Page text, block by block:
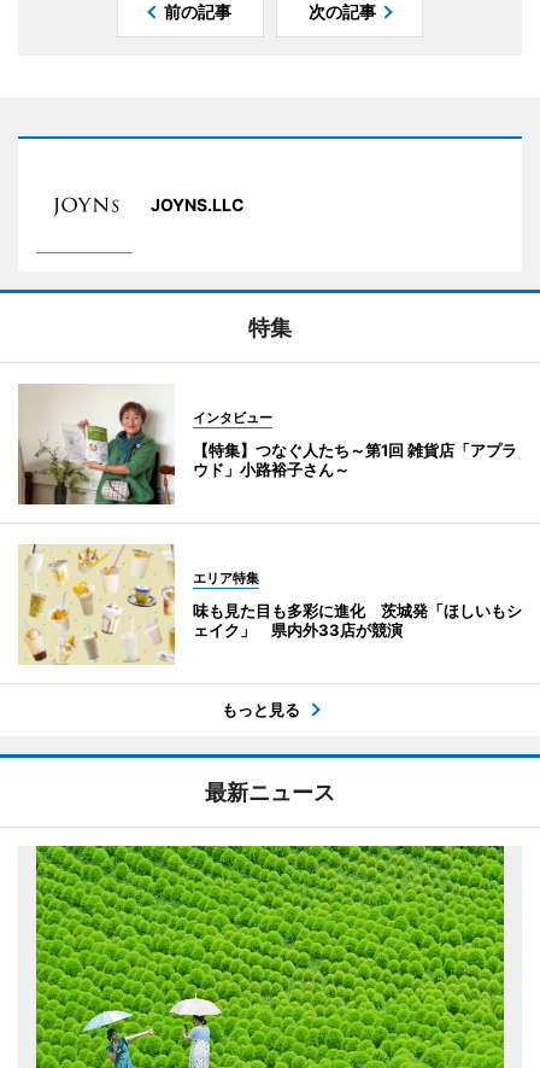
前の記事 次の記事
JOYNS.LLC
特集
インタビュー
【特集】つなぐ人たち～第1回 雑貨店「アプラ
ウド」小路裕子さん～
エリア特集
味も見た目も多彩に進化 茨城発「ほしいもシ
ェイク」 県内外33店が競演
もっと見る
最新ニュース